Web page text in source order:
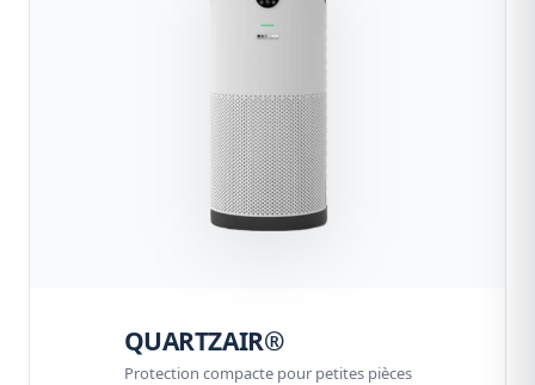
QUARTZAIR®
Protection compacte pour petites pièces